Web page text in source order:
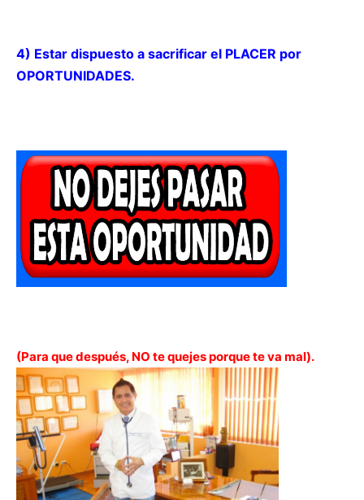
4) Estar dispuesto a sacrificar el PLACER por
OPORTUNIDADES.
(Para que después, NO te quejes porque te va mal).